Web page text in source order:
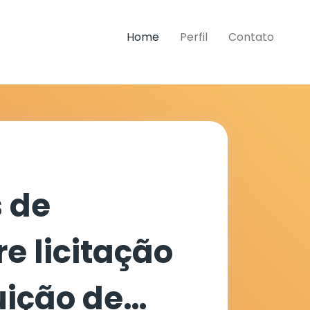
Home Perfil Contato
de
licitação
de